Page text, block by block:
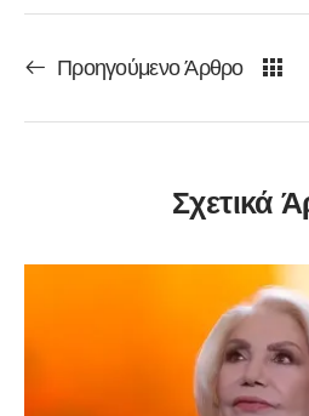
Προηγούμενο Άρθρο
Σχετικά